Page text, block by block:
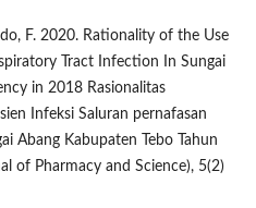
F. 2020. Rationality of the Use
Tract Infection In Sungai
in 2018 Rasionalitas
Infeksi Saluran pernafasan
Abang Kabupaten Tebo Tahun
of Pharmacy and Science), 5(2)